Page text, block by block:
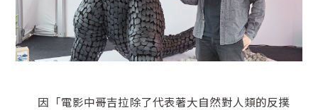
因「電影中哥吉拉除了代表著大自然對人類的反撲